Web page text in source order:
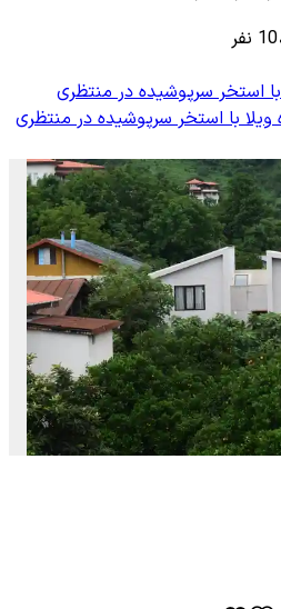
10 نفر
با استخر سرپوشیده در منتظری
ویلا با استخر سرپوشیده در منتظری